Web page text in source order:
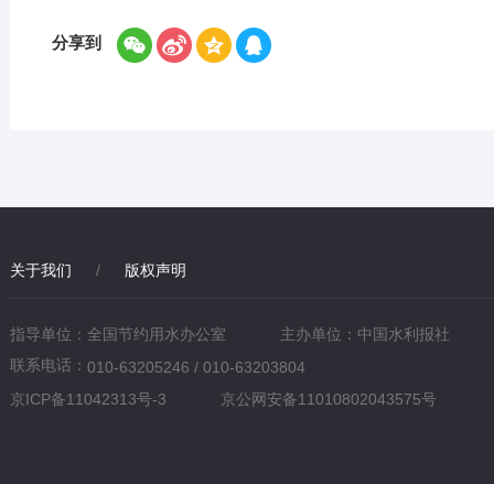
分享到
关于我们 / 版权声明
指导单位：全国节约用水办公室
主办单位：中国水利报社
联系电话： 010-63205246 / 010-63203804
京ICP备11042313号-3
京公网安备11010802043575号